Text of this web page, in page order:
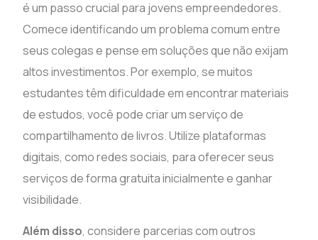
é um passo crucial para jovens empreendedores.
Comece identificando um problema comum entre
seus colegas e pense em soluções que não exijam
altos investimentos. Por exemplo, se muitos
estudantes têm dificuldade em encontrar materiais
de estudos, você pode criar um serviço de
compartilhamento de livros. Utilize plataformas
digitais, como redes sociais, para oferecer seus
serviços de forma gratuita inicialmente e ganhar
visibilidade.
Além disso, considere parcerias com outros